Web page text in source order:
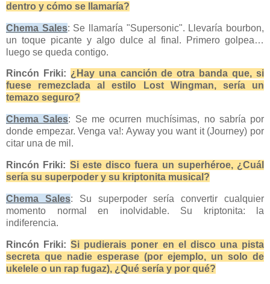
dentro y cómo se llamaría?
Chema Sales: Se llamaría "Supersonic". Llevaría bourbon,
un toque picante y algo dulce al final. Primero golpea…
luego se queda contigo.
Rincón Friki: ¿Hay una canción de otra banda que, si
fuese remezclada al estilo Lost Wingman, sería un
temazo seguro?
Chema Sales: Se me ocurren muchísimas, no sabría por
donde empezar. Venga va!: Ayway you want it (Journey) por
citar una de mil.
Rincón Friki: Si este disco fuera un superhéroe, ¿Cuál
sería su superpoder y su kriptonita musical?
Chema Sales: Su superpoder sería convertir cualquier
momento normal en inolvidable. Su kriptonita: la
indiferencia.
Rincón Friki:Si pudierais poner en el disco una pista
secreta que nadie esperase (por ejemplo, un solo de
ukelele o un rap fugaz), ¿Qué sería y por qué?